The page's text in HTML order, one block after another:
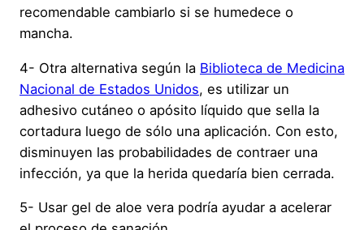
recomendable cambiarlo si se humedece o
mancha.
4- Otra alternativa según la Biblioteca de Medicina
Nacional de Estados Unidos, es utilizar un
adhesivo cutáneo o apósito líquido que sella la
cortadura luego de sólo una aplicación. Con esto,
disminuyen las probabilidades de contraer una
infección, ya que la herida quedaría bien cerrada.
5- Usar gel de aloe vera podría ayudar a acelerar